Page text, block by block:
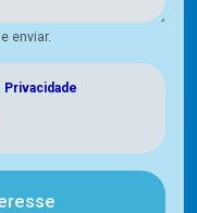
enviar.
Privacidade